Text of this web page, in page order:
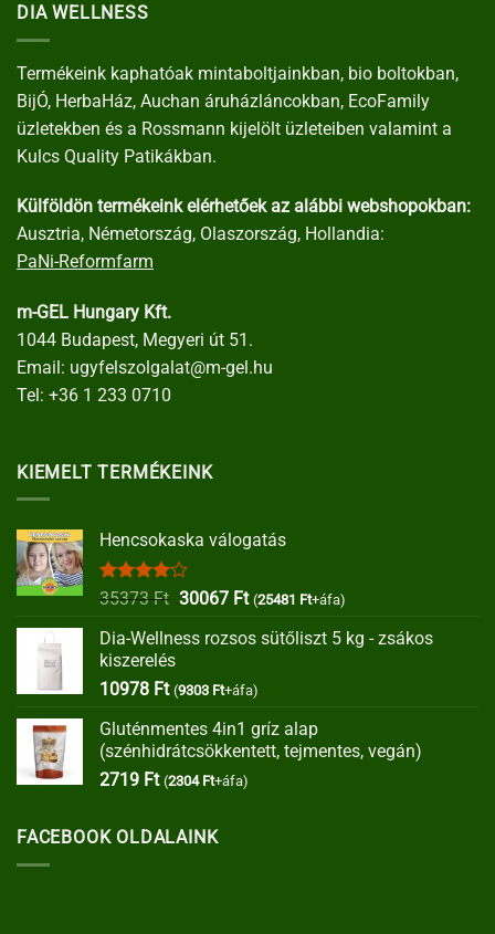
DIA WELLNESS
Termékeink kaphatóak mintaboltjainkban, bio boltokban,
BijÓ, HerbaHáz, Auchan áruházláncokban, EcoFamily
üzletekben és a Rossmann kijelölt üzleteiben valamint a
Kulcs Quality Patikákban.
Külföldön termékeink elérhetőek az alábbi webshopokban:
Ausztria, Németország, Olaszország, Hollandia:
PaNi-Reformfarm
m-GEL Hungary Kft.
1044 Budapest, Megyeri út 51.
Email: ugyfelszolgalat@m-gel.hu
Tel: +36 1 233 0710
KIEMELT TERMÉKEINK
Hencsokaska válogatás
Értékelés:
35373Ft Original
was:
30067 FtCurrent
is:
(25481 Ft+áfa)
Dia-Wellness rozsos sütőliszt 5 kg - zsákos
kiszerelés
10978 Ft (9303 Ft+áfa)
Gluténmentes 4in1 gríz alap
(szénhidrátcsökkentett, tejmentes, vegán)
2719 Ft (2304 Ft+áfa)
FACEBOOK OLDALAINK